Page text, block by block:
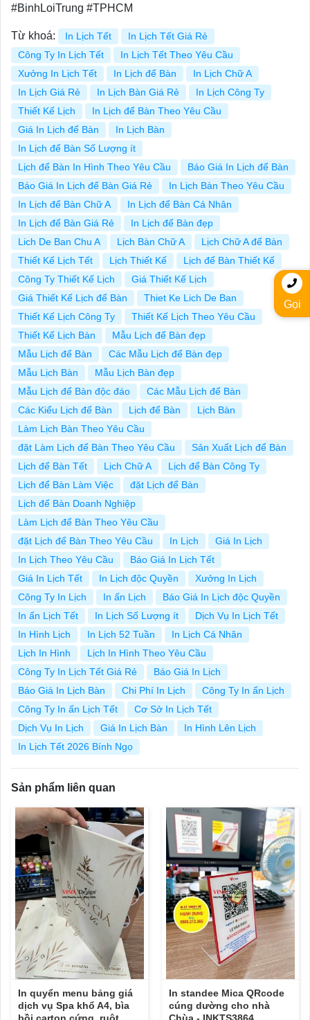
#BinhLoiTrung #TPHCM
Từ khoá: In Lịch Tết
In Lịch Tết Giá Rẻ
Công Ty In Lịch Tết
In Lịch Tết Theo Yêu Cầu
Xưởng In Lịch Tết
In Lịch để Bàn
In Lịch Chữ A
In Lịch Giá Rẻ
In Lịch Bàn Giá Rẻ
In Lịch Công Ty
Thiết Kế Lịch
In Lịch để Bàn Theo Yêu Cầu
Giá In Lịch để Bàn
In Lịch Bàn
In Lịch để Bàn Số Lượng ít
Lịch để Bàn In Hình Theo Yêu Cầu
Báo Giá In Lịch để Bàn
Báo Giá In Lịch để Bàn Giá Rẻ
In Lịch Bàn Theo Yêu Cầu
In Lịch để Bàn Chữ A
In Lịch để Bàn Cá Nhân
In Lịch để Bàn Giá Rẻ
In Lịch để Bàn đẹp
Lich De Ban Chu A
Lịch Bàn Chữ A
Lịch Chữ A để Bàn
Thiết Kế Lịch Tết
Lịch Thiết Kế
Lịch để Bàn Thiết Kế
Công Ty Thiết Kế Lịch
Giá Thiết Kế Lịch
Giá Thiết Kế Lịch để Bàn
Thiet Ke Lich De Ban
Thiết Kế Lịch Công Ty
Thiết Kế Lịch Theo Yêu Cầu
Thiết Kế Lịch Bàn
Mẫu Lịch để Bàn đẹp
Mẫu Lịch để Bàn
Các Mẫu Lịch để Bàn đẹp
Mẫu Lịch Bàn
Mẫu Lịch Bàn đẹp
Mẫu Lịch để Bàn độc đáo
Các Mẫu Lịch để Bàn
Các Kiểu Lịch để Bàn
Lịch để Bàn
Lịch Bàn
Làm Lịch Bàn Theo Yêu Cầu
đặt Làm Lịch để Bàn Theo Yêu Cầu
Sản Xuất Lịch để Bàn
Lịch để Bàn Tết
Lịch Chữ A
Lịch để Bàn Công Ty
Lịch để Bàn Làm Việc
đặt Lịch để Bàn
Lịch để Bàn Doanh Nghiệp
Làm Lịch để Bàn Theo Yêu Cầu
đặt Lịch để Bàn Theo Yêu Cầu
In Lịch
Giá In Lịch
In Lịch Theo Yêu Cầu
Báo Giá In Lịch Tết
Giá In Lịch Tết
In Lịch độc Quyền
Xưởng In Lịch
Công Ty In Lịch
In ấn Lịch
Báo Giá In Lịch độc Quyền
In ấn Lịch Tết
In Lịch Số Lượng ít
Dịch Vụ In Lịch Tết
In Hình Lịch
In Lịch 52 Tuần
In Lịch Cá Nhân
Lịch In Hình
Lịch In Hình Theo Yêu Cầu
Công Ty In Lịch Tết Giá Rẻ
Báo Giá In Lịch
Báo Giá In Lịch Bàn
Chi Phí In Lịch
Công Ty In ấn Lịch
Công Ty In ấn Lịch Tết
Cơ Sở In Lịch Tết
Dịch Vụ In Lịch
Giá In Lịch Bàn
In Hình Lên Lịch
In Lịch Tết 2026 Bính Ngọ
Sản phẩm liên quan
In quyển menu bảng giá
dịch vụ Spa khổ A4, bìa
In standee Mica QRcode
cúng dường cho nhà
Gọi